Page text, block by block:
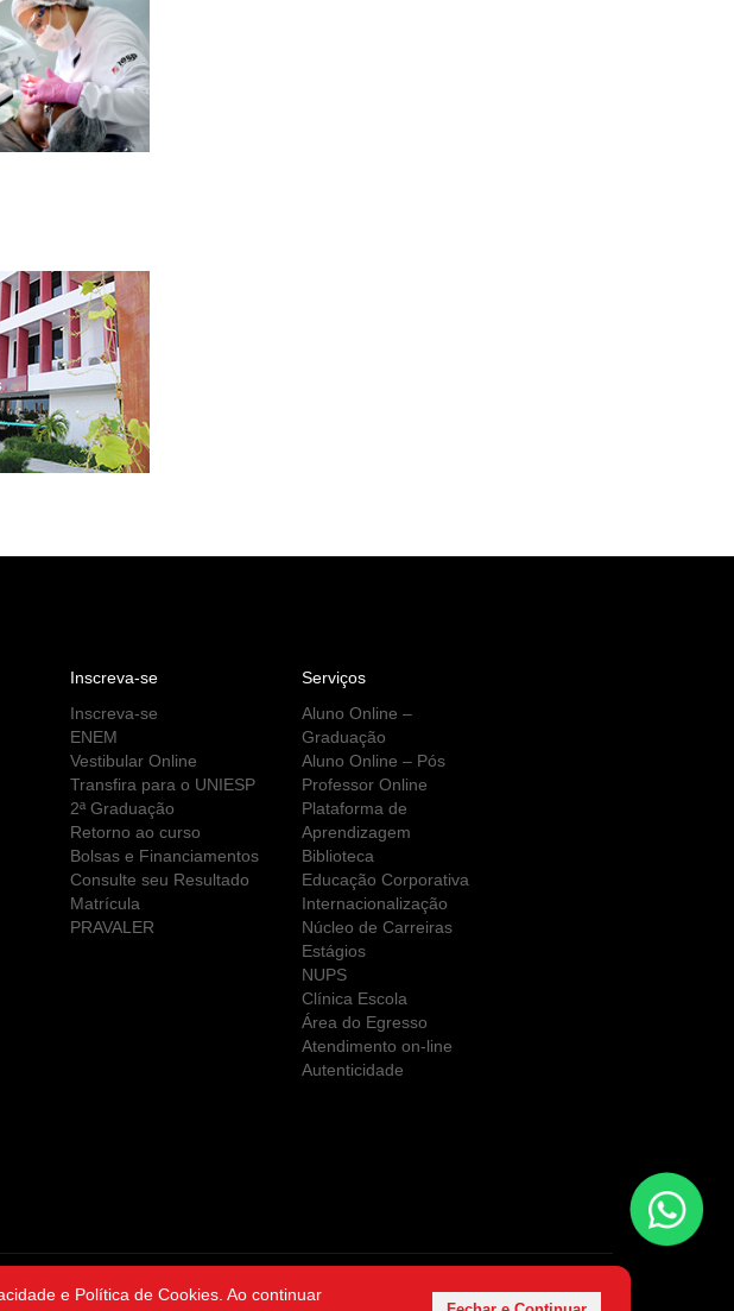
e Política de Cookies. Ao continuar
Inscreva-se
Inscreva-se
ENEM
Vestibular Online
Transfira para o UNIESP
2ª Graduação
Retorno ao curso
Bolsas e Financiamentos
Consulte seu Resultado
Matrícula
PRAVALER
Serviços
Aluno Online –
Graduação
Aluno Online – Pós
Professor Online
Plataforma de
Aprendizagem
Biblioteca
Educação Corporativa
Internacionalização
Núcleo de Carreiras
Estágios
NUPS
Clínica Escola
Área do Egresso
Atendimento on-line
Autenticidade
Sociedade Simples LTDA